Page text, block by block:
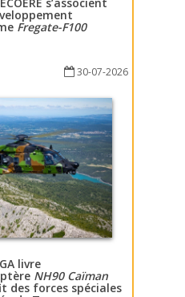
Fregate-F100
30-07-2026
livre
NH90 Caïman
des forces spéciales